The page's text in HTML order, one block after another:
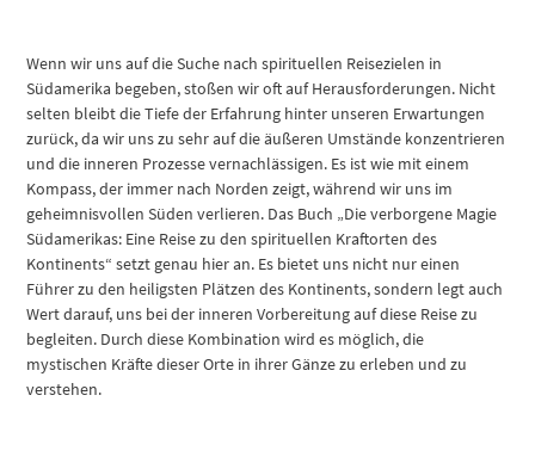
Wenn wir uns auf die Suche nach spirituellen Reisezielen in
Südamerika begeben, stoßen wir oft auf Herausforderungen. Nicht
selten bleibt die Tiefe der Erfahrung hinter unseren Erwartungen
zurück, da wir uns zu sehr auf die äußeren Umstände konzentrieren
und die inneren Prozesse vernachlässigen. Es ist wie mit einem
Kompass, der immer nach Norden zeigt, während wir uns im
geheimnisvollen Süden verlieren. Das Buch „Die verborgene Magie
Südamerikas: Eine Reise zu den spirituellen Kraftorten des
Kontinents“ setzt genau hier an. Es bietet uns nicht nur einen
Führer zu den heiligsten Plätzen des Kontinents, sondern legt auch
Wert darauf, uns bei der inneren Vorbereitung auf diese Reise zu
begleiten. Durch diese Kombination wird es möglich, die
mystischen Kräfte dieser Orte in ihrer Gänze zu erleben und zu
verstehen.